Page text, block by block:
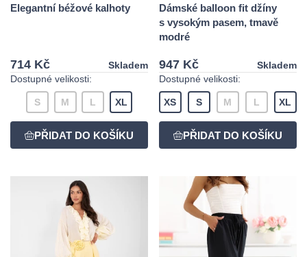
Elegantní béžové kalhoty
714 Kč
Skladem
Dostupné velikosti:
S M L XL
Dámské balloon fit džíny
s vysokým pasem, tmavě
modré
947 Kč
Skladem
Dostupné velikosti:
XS S M L XL